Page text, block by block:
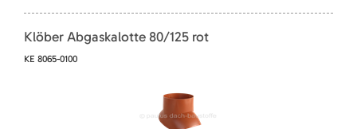
Klöber Abgaskalotte 80/125 rot
KE 8065-0100